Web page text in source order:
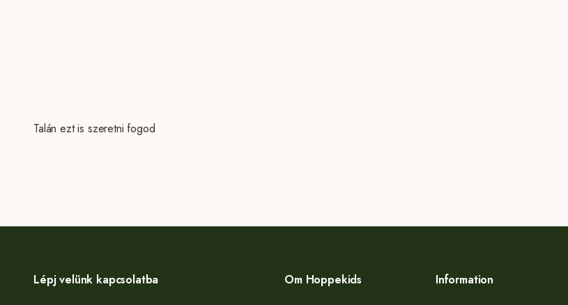
Talán ezt is szeretni fogod
Lépj velünk kapcsolatba Om Hoppekids Information